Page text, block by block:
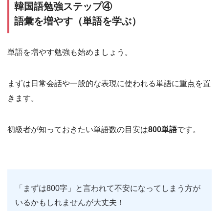
韓国語勉強ステップ④
語彙を増やす（単語を学ぶ）
単語を増やす勉強も始めましょう。
まずは日常会話や一般的な表現に使われる単語に重点を置
きます。
初級者が知っておきたい単語数の目安は800単語です。
「まずは800字」と言われて不安になってしまう方が
いるかもしれませんが大丈夫！